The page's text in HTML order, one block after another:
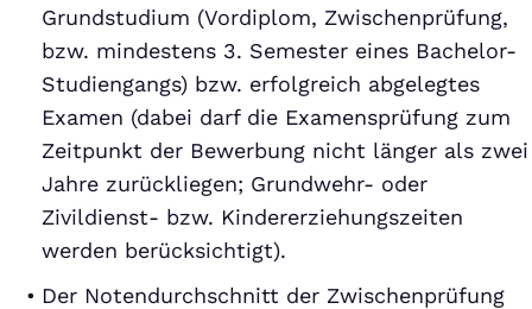
Grundstudium (Vordiplom, Zwischenprüfung,
bzw. mindestens 3. Semester eines Bachelor-
Studiengangs) bzw. erfolgreich abgelegtes
Examen (dabei darf die Examensprüfung zum
Zeitpunkt der Bewerbung nicht länger als zwei
Jahre zurückliegen; Grundwehr- oder
Zivildienst- bzw. Kindererziehungszeiten
werden berücksichtigt).
Der Notendurchschnitt der Zwischenprüfung